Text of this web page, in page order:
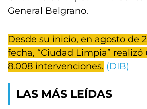
General Belgrano.
Desde su inicio, en agosto de
fecha, “Ciudad Limpia”
8.008 intervenciones. (DIB)
LAS MÁS LEÍDAS